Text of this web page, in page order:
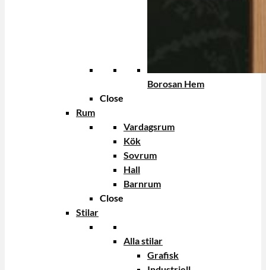
Borosan Hem
Close
Rum
Vardagsrum
Kök
Sovrum
Hall
Barnrum
Close
Stilar
Alla stilar
Grafisk